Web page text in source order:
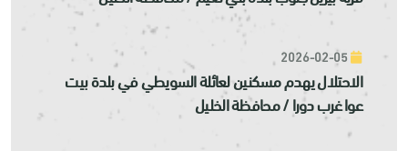
الاحتلال يهدم مسكنين لعائلة السويطي في بلدة بيت
عوا غرب دورا / محافظة الخليل